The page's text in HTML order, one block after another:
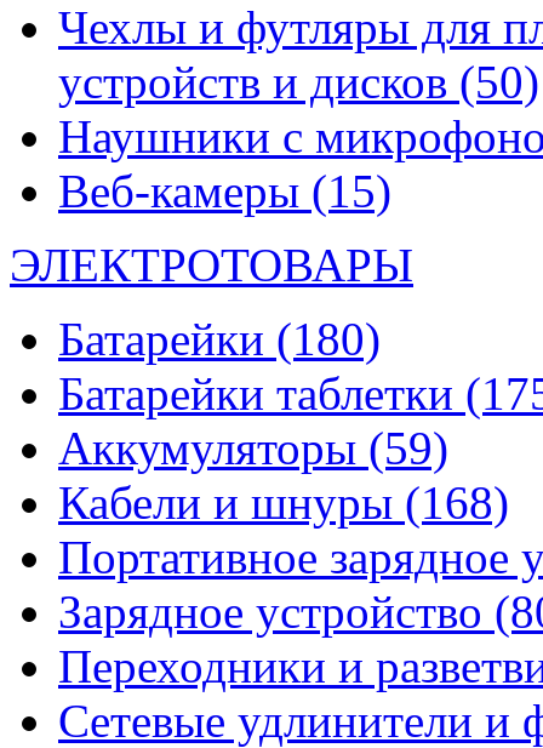
Чехлы и футляры для
устройств и дисков (50)
Наушники с
Веб-камеры (15)
ЭЛЕКТРОТОВАРЫ
Батарейки (180)
Батарейки таблетки
Аккумуляторы (59)
Кабели и шнуры (168)
Портативное зарядное
Зарядное устройство
Переходники и
Сетевые удлинители и